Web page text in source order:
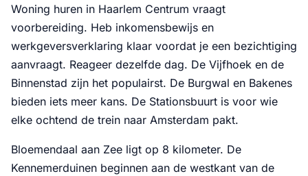
Woning huren in Haarlem Centrum vraagt
voorbereiding. Heb inkomensbewijs en
werkgeversverklaring klaar voordat je een bezichtiging
aanvraagt. Reageer dezelfde dag. De Vijfhoek en de
Binnenstad zijn het populairst. De Burgwal en Bakenes
bieden iets meer kans. De Stationsbuurt is voor wie
elke ochtend de trein naar Amsterdam pakt.
Bloemendaal aan Zee ligt op 8 kilometer. De
Kennemerduinen beginnen aan de westkant van de